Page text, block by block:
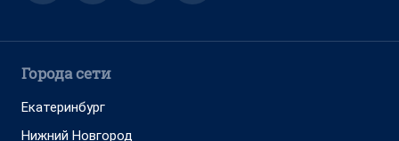
Города сети
Екатеринбург
Нижний Новгород